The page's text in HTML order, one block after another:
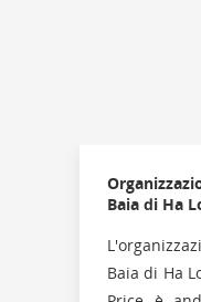
Baia di Ha
Baia di Ha